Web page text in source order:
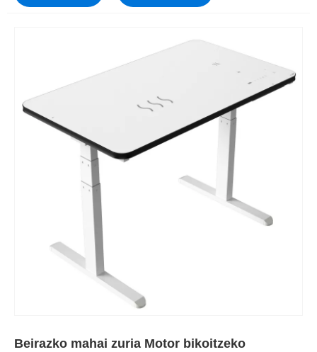
Beirazko mahai zuria Motor bikoitzeko